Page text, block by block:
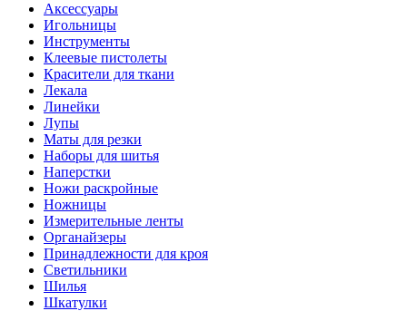
Аксессуары
Игольницы
Инструменты
Клеевые пистолеты
Красители для ткани
Лекала
Линейки
Лупы
Маты для резки
Наборы для шитья
Наперстки
Ножи раскройные
Ножницы
Измерительные ленты
Органайзеры
Принадлежности для кроя
Светильники
Шилья
Шкатулки